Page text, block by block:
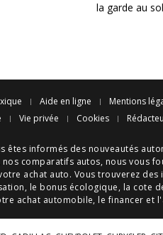
la garde au
Aide en ligne Mentions
Vie privée Cookies
êtes informés des nouveautés
nos comparatifs autos, nous vous
achat auto. Vous trouverez
, le bonus écologique, la cote
achat automobile, le financer et